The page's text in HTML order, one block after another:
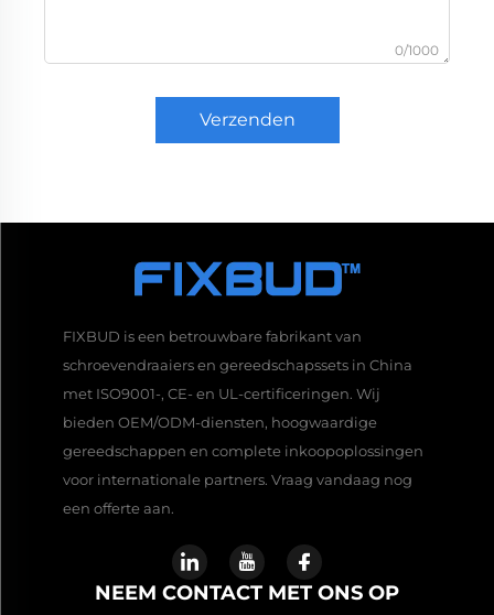
0/1000
Verzenden
FIXBUD is een betrouwbare fabrikant van
schroevendraaiers en gereedschapssets in China
met ISO9001-, CE- en UL-certificeringen. Wij
bieden OEM/ODM-diensten, hoogwaardige
gereedschappen en complete inkoopoplossingen
voor internationale partners. Vraag vandaag nog
een offerte aan.
NEEM CONTACT MET ONS OP